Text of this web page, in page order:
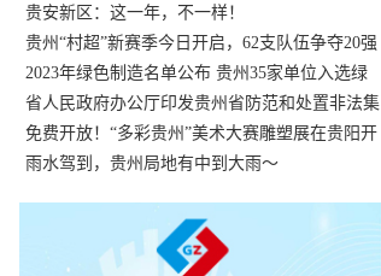
两减三免”！
贵安新区：这一年，不一样！
贵州“村超”新赛季今日开启，62支队伍争夺20强
名额
2023年绿色制造名单公布 贵州35家单位入选绿
色工厂
省人民政府办公厅印发贵州省防范和处置非法集
资工作实施细则
免费开放！“多彩贵州”美术大赛雕塑展在贵阳开
展，持续至1月19日
雨水驾到，贵州局地有中到大雨～